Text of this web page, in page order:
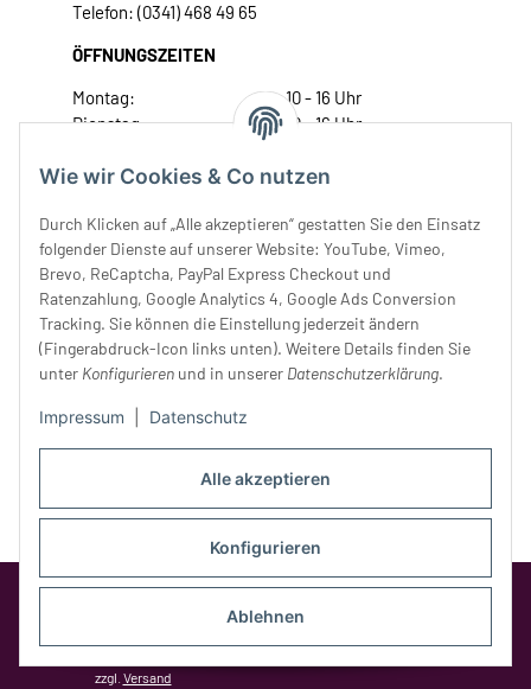
Alle akzeptieren
Konfigurieren
Ablehnen
Wie wir Cookies & Co nutzen
Durch Klicken auf „Alle akzeptieren“ gestatten Sie den Einsatz
folgender Dienste auf unserer Website: YouTube, Vimeo,
Brevo, ReCaptcha, PayPal Express Checkout und
Ratenzahlung, Google Analytics 4, Google Ads Conversion
Tracking. Sie können die Einstellung jederzeit ändern
(Fingerabdruck-Icon links unten). Weitere Details finden Sie
unter Konfigurieren und in unserer Datenschutzerklärung.
Impressum Datenschutz
Telefon: (0341) 468 49 65
ÖFFNUNGSZEITEN
Montag:
10 - 16 Uhr
Dienstag:
10 - 16 Uhr
Donnerstag:
10 - 18 Uhr
Samstag:
10 - 14 Uhr
Unser Service
Rechtliches
Google Analytics deaktivierenStatus:
zzgl. Versand